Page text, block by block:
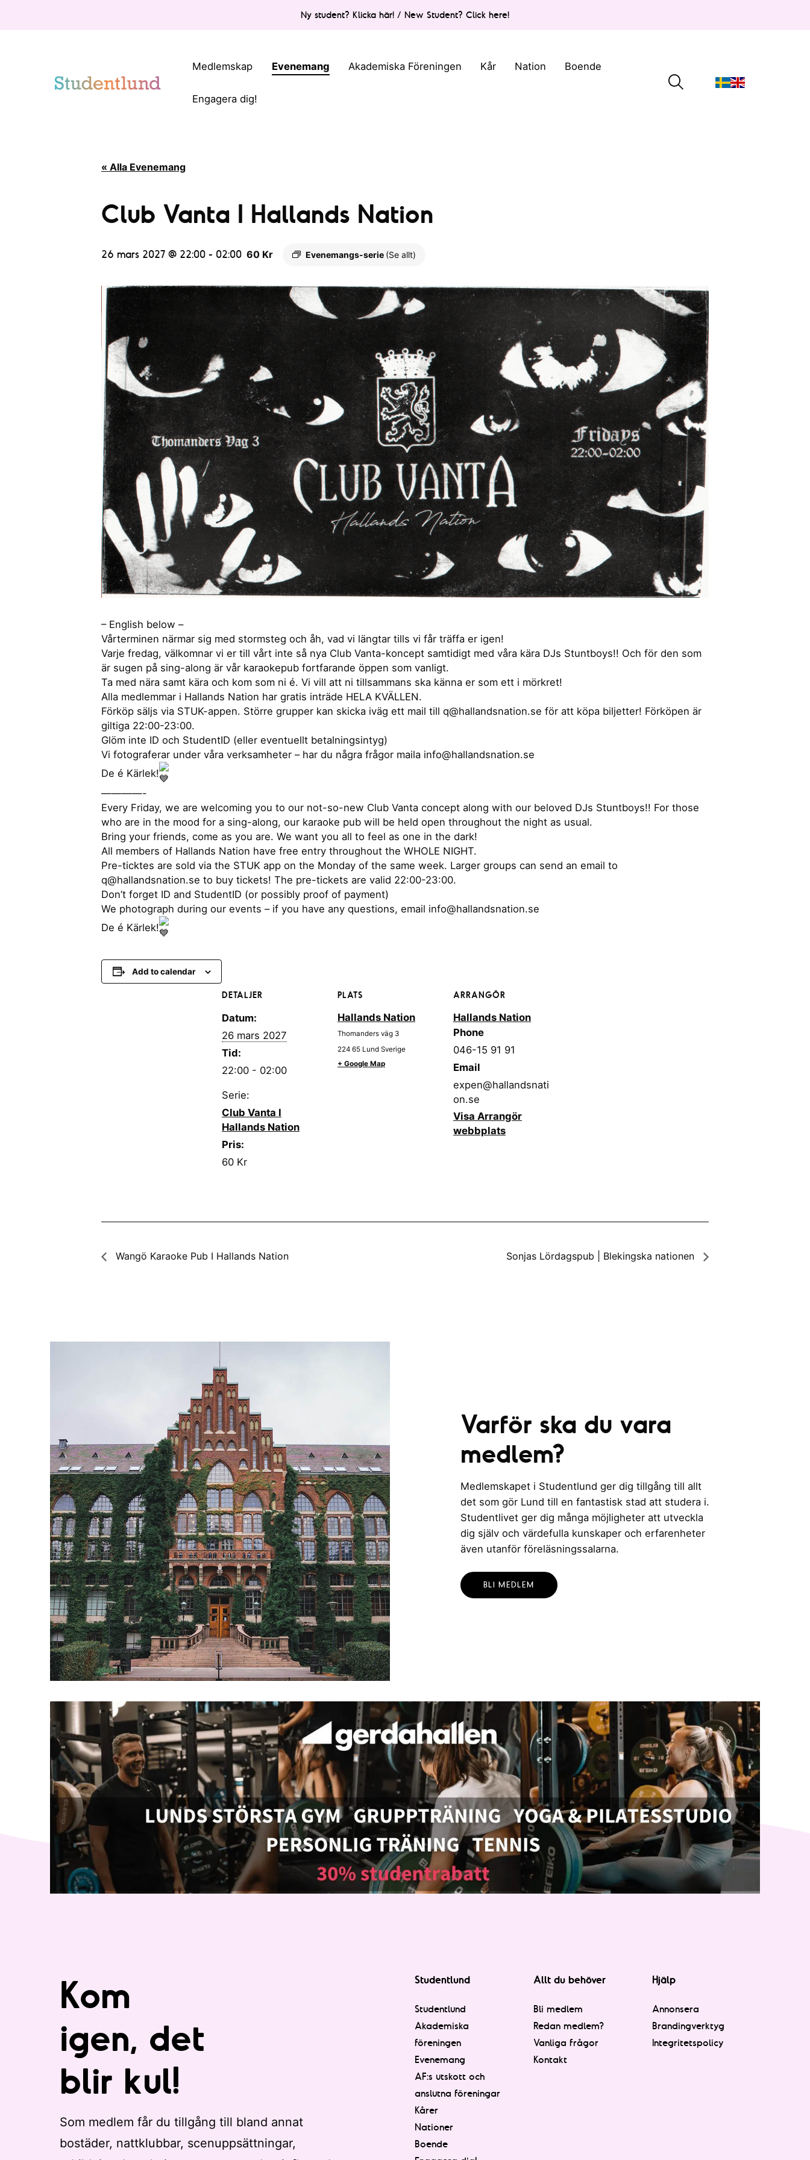
Ny student? Klicka här! / New Student? Click here!
Medlemskap Evenemang Akademiska Föreningen Kår Nation Boende
Engagera dig!
« Alla Evenemang
Club Vanta I Hallands Nation
26 mars 2027 @ 22:00 - 02:00 Evenemangs-serie (Se allt)
60 Kr
– English below –
Vårterminen närmar sig med stormsteg och åh, vad vi längtar tills vi får träffa er igen!
Varje fredag, välkomnar vi er till vårt inte så nya Club Vanta-koncept samtidigt med våra kära DJs Stuntboys!! Och för den som
är sugen på sing-along är vår karaokepub fortfarande öppen som vanligt.
Ta med nära samt kära och kom som ni é. Vi vill att ni tillsammans ska känna er som ett i mörkret!
Alla medlemmar i Hallands Nation har gratis inträde HELA KVÄLLEN.
Förköp säljs via STUK-appen. Större grupper kan skicka iväg ett mail till q@hallandsnation.se för att köpa biljetter! Förköpen är
giltiga 22:00-23:00.
Glöm inte ID och StudentID (eller eventuellt betalningsintyg)
Vi fotograferar under våra verksamheter – har du några frågor maila info@hallandsnation.se
De é Kärlek!
————-
Every Friday, we are welcoming you to our not-so-new Club Vanta concept along with our beloved DJs Stuntboys!! For those
who are in the mood for a sing-along, our karaoke pub will be held open throughout the night as usual.
Bring your friends, come as you are. We want you all to feel as one in the dark!
All members of Hallands Nation have free entry throughout the WHOLE NIGHT.
Pre-ticktes are sold via the STUK app on the Monday of the same week. Larger groups can send an email to
q@hallandsnation.se to buy tickets! The pre-tickets are valid 22:00-23:00.
Don’t forget ID and StudentID (or possibly proof of payment)
We photograph during our events – if you have any questions, email info@hallandsnation.se
De é Kärlek!
Add to calendar
DETALJER
Datum:
26 mars 2027
Tid:
22:00 - 02:00
Serie:
Club Vanta I
Hallands Nation
Pris:
60 Kr
PLATS
Hallands Nation
Thomanders väg 3
224 65 Lund Sverige
+ Google Map
ARRANGÖR
Hallands Nation
Phone
046-15 91 91
Email
expen@hallandsnati
on.se
Visa Arrangör
webbplats
Wangö Karaoke Pub I Hallands Nation Sonjas Lördagspub | Blekingska nationen
Varför ska du vara
medlem?
Medlemskapet i Studentlund ger dig tillgång till allt
det som gör Lund till en fantastisk stad att studera i.
Studentlivet ger dig många möjligheter att utveckla
dig själv och värdefulla kunskaper och erfarenheter
även utanför föreläsningssalarna.
BLI MEDLEM
Kom
igen, det
blir kul!
Som medlem får du tillgång till bland annat
bostäder, nattklubbar, scenuppsättningar,
Studentlund
Studentlund
Akademiska
föreningen
Evenemang
AF:s utskott och
anslutna föreningar
Kårer
Nationer
Boende
Allt du behöver
Bli medlem
Redan medlem?
Vanliga frågor
Kontakt
Hjälp
Annonsera
Brandingverktyg
Integritetspolicy